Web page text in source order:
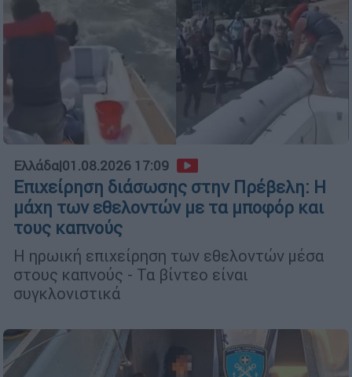
Ελλάδα|01.08.2026 17:09
Επιχείρηση διάσωσης στην Πρέβελη: Η
μάχη των εθελοντών με τα μποφόρ και
τους καπνούς
Η ηρωική επιχείρηση των εθελοντών μέσα
στους καπνούς - Τα βίντεο είναι
συγκλονιστικά